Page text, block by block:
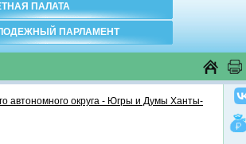
ПАЛАТА
ПАРЛАМЕНТ
автономного округа - Югры и Думы Ханты-